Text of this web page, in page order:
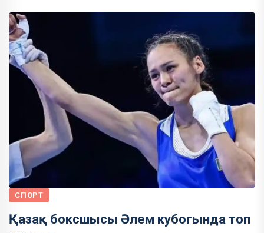
СПОРТ
Қазақ боксшысы Әлем кубогында топ